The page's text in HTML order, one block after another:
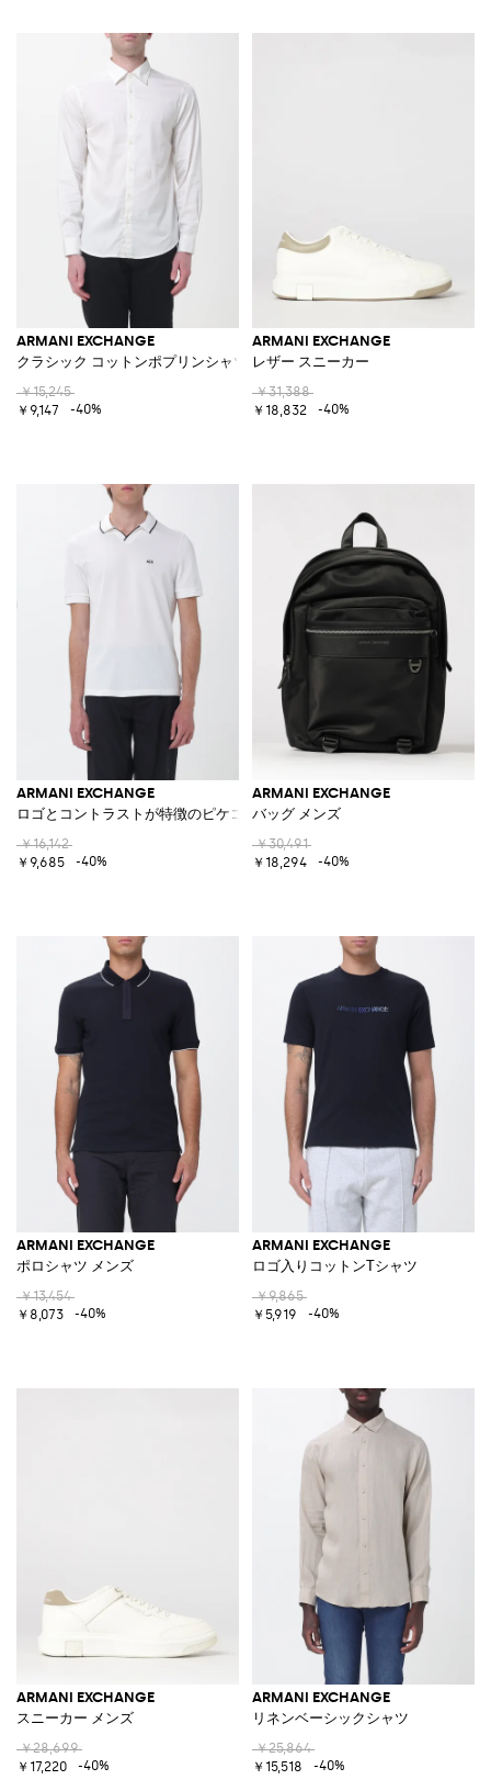
ARMANI EXCHANGE
クラシック コットンポプリンシャツ
￥15,245
￥9,147
-40%
ARMANI EXCHANGE
レザー スニーカー
￥31,388
￥18,832
-40%
ARMANI EXCHANGE
ロゴとコントラストが特徴のピケコットンポロシャツ
￥16,142
￥9,685
-40%
ARMANI EXCHANGE
バッグ メンズ
￥30,491
￥18,294
-40%
ARMANI EXCHANGE
ポロシャツ メンズ
￥13,454
￥8,073
-40%
ARMANI EXCHANGE
ロゴ入りコットンTシャツ
￥9,865
￥5,919
-40%
ARMANI EXCHANGE
スニーカー メンズ
￥28,699
￥17,220
-40%
ARMANI EXCHANGE
リネンベーシックシャツ
￥25,864
￥15,518
-40%